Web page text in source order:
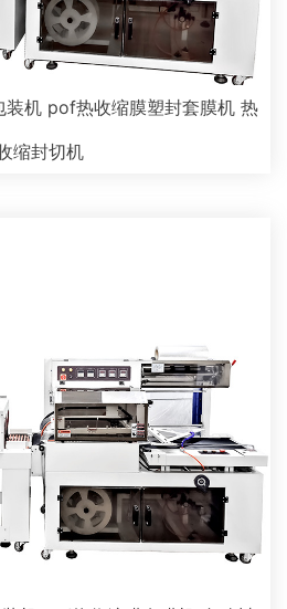
机 pof热收缩膜塑封套膜机 热
缩封切机